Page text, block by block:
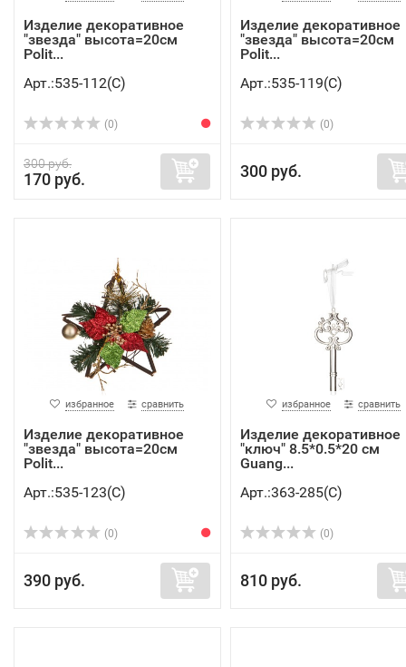
Изделие декоративное
"звезда" высота=20см
Polit...
Арт.:535-112(C)
(0)
300 руб.
170 руб.
Изделие декоративное
"звезда" высота=20см
Polit...
Арт.:535-119(C)
(0)
300 руб.
избранное сравнить
Изделие декоративное
"звезда" высота=20см
Polit...
Арт.:535-123(C)
(0)
390 руб.
избранное сравнить
Изделие декоративное
"ключ" 8.5*0.5*20 см
Guang...
Арт.:363-285(C)
(0)
810 руб.